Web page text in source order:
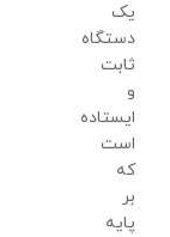
یک
دستگاه
ثابت
و
ایستاده
است
که
بر
پایه